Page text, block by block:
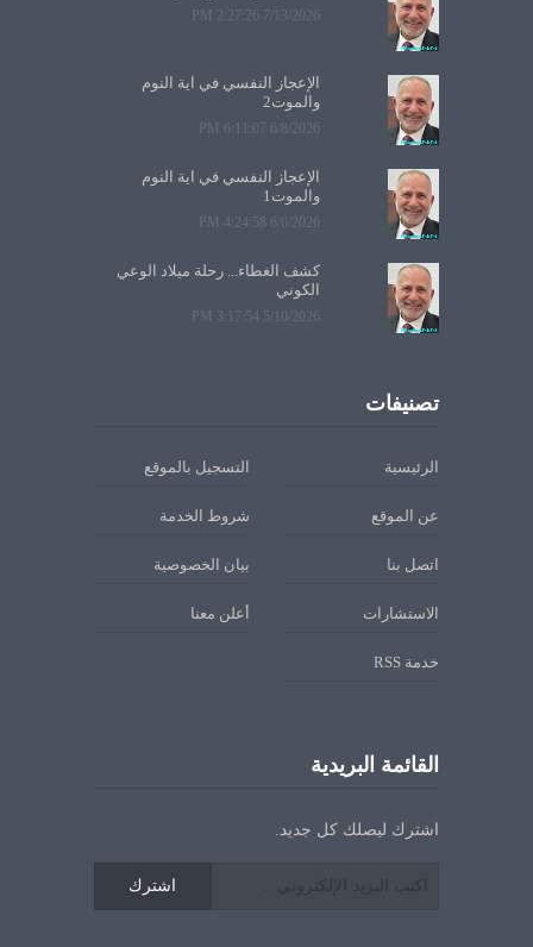
7/13/2026 2:27:26 PM
الإعجاز النفسي في آية النوم
والموت2
6/8/2026 6:11:07 PM
الإعجاز النفسي في آية النوم
والموت1
6/6/2026 4:24:58 PM
كشف الغطاء... رحلة ميلاد الوعي
الكوني
5/10/2026 3:17:54 PM
تصنيفات
الرئيسية التسجيل بالموقع
عن الموقع شروط الخدمة
اتصل بنا بيان الخصوصية
الاستشارات أعلن معنا
خدمة RSS
القائمة البريدية
اشترك ليصلك كل جديد.
اشترك